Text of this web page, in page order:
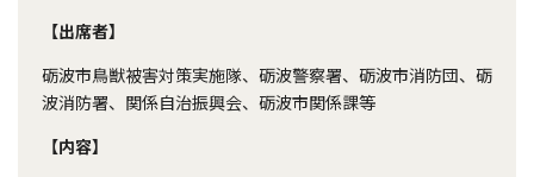
【出席者】
砺波市鳥獣被害対策実施隊、砺波警察署、砺波市消防団、砺
波消防署、関係自治振興会、砺波市関係課等
【内容】